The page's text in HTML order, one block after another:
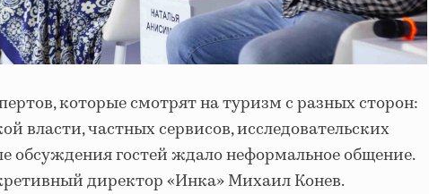
которые смотрят на туризм с разных сторон:
власти, частных сервисов, исследовательских
обсуждения гостей ждало неформальное общение.
директор «Инка» Михаил Конев.